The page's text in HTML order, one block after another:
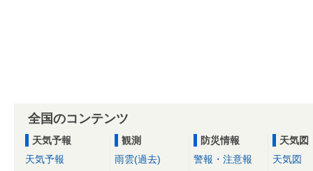
全国のコンテンツ
天気予報
天気予報
観測
雨雲(過去)
防災情報
警報・注意報
天気図
天気図